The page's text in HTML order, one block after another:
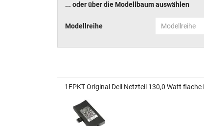
... oder über die Modellbaum auswählen
Modellreihe Modellreihe
1FPKT Original Dell Netzteil 130,0 Watt